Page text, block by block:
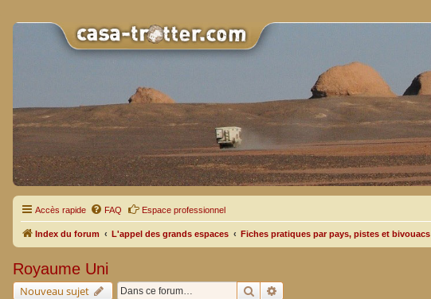
Accès rapide FAQ Espace professionnel
Index du forum L'appel des grands espaces Fiches pratiques par pays, pistes et bivouacs
Royaume Uni
Nouveau sujet Rechercher